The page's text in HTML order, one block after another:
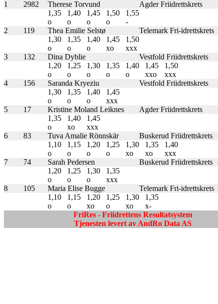
1
2982 Therese Torvund
Agder Friidrettskrets
1,35
o
1,40
o
1,45
o
1,50
o
1,55
-
2
119 Thea Emilie Selstø
Telemark Fri-idrettskrets
1,30
o
1,35
o
1,40
o
1,45
xo
1,50
xxx
3
132 Dina Dyblie
Vestfold Friidrettskrets
1,20
o
1,25
o
1,30
o
1,35
o
1,40
o
1,45
xxo
1,50
xxx
4
156 Saranda Kryeziu
Vestfold Friidrettskrets
1,30
o
1,35
o
1,40
o
1,45
xxx
5
17 Kristine Moland Leiknes
Agder Friidrettskrets
1,35
o
1,40
xo
1,45
xxx
6
83 Tuva Amalie Rönnskär
Buskerud Friidrettskrets
1,10
o
1,15
o
1,20
o
1,25
o
1,30
xo
1,35
xo
1,40
xxx
7
74 Sarah Pedersen
Buskerud Friidrettskrets
1,20
o
1,25
o
1,30
o
1,35
xxx
8
105 Maria Elise Bugge
Telemark Fri-idrettskrets
1,10
o
1,15
o
1,20
xo
1,25
o
1,30
xo
1,35
x-
FriRes - Friidrettens Resultatsystem
Tjenesten levert av AndRo Data AS